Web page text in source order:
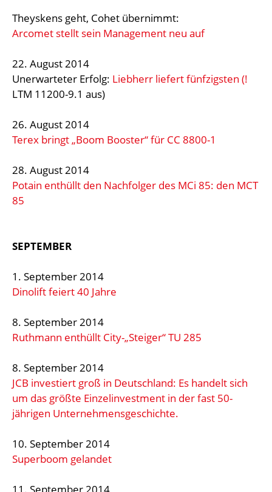
Theyskens geht, Cohet übernimmt:
Arcomet stellt sein Management neu auf
22. August 2014
Unerwarteter Erfolg: Liebherr liefert fünfzigsten (!
LTM 11200-9.1 aus)
26. August 2014
Terex bringt „Boom Booster“ für CC 8800-1
28. August 2014
Potain enthüllt den Nachfolger des MCi 85: den MCT
85
SEPTEMBER
1. September 2014
Dinolift feiert 40 Jahre
8. September 2014
Ruthmann enthüllt City-„Steiger“ TU 285
8. September 2014
JCB investiert groß in Deutschland: Es handelt sich
um das größte Einzelinvestment in der fast 50-
jährigen Unternehmensgeschichte.
10. September 2014
Superboom gelandet
11. September 2014